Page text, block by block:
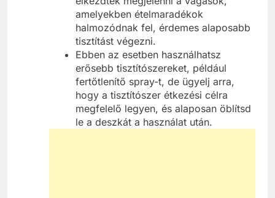
amelyekben ételmaradékok
halmozódnak fel, érdemes alaposabb
tisztítást végezni.
Ebben az esetben használhatsz
erősebb tisztítószereket, például
fertőtlenítő spray-t, de ügyelj arra,
hogy a tisztítószer étkezési célra
megfelelő legyen, és alaposan öblítsd
le a deszkát a használat után.